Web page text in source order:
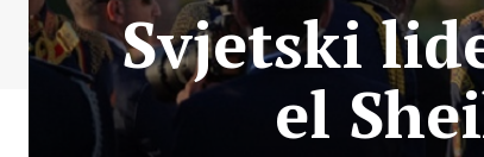
Svjetski
el